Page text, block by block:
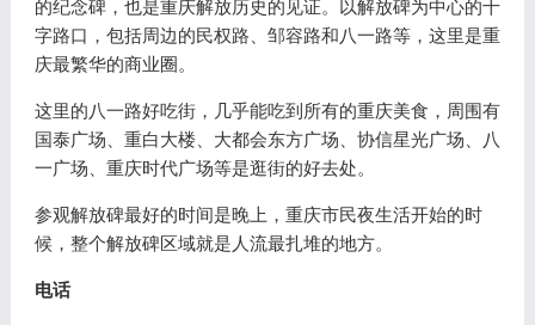
的纪念碑，也是重庆解放历史的见证。以解放碑为中心的十
字路口，包括周边的民权路、邹容路和八一路等，这里是重
庆最繁华的商业圈。
这里的八一路好吃街，几乎能吃到所有的重庆美食，周围有
国泰广场、重白大楼、大都会东方广场、协信星光广场、八
一广场、重庆时代广场等是逛街的好去处。
参观解放碑最好的时间是晚上，重庆市民夜生活开始的时
候，整个解放碑区域就是人流最扎堆的地方。
电话